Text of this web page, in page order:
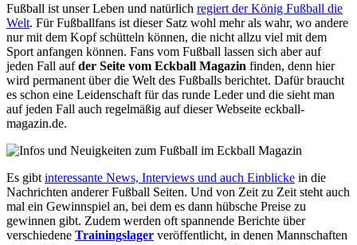
Fußball ist unser Leben und natürlich regiert der König Fußball die
Welt. Für Fußballfans ist dieser Satz wohl mehr als wahr, wo andere
nur mit dem Kopf schütteln können, die nicht allzu viel mit dem
Sport anfangen können. Fans vom Fußball lassen sich aber auf
jeden Fall aufder Seite vom Eckball Magazin finden, denn hier
wird permanent über die Welt des Fußballs berichtet. Dafür braucht
es schon eine Leidenschaft für das runde Leder und die sieht man
auf jeden Fall auch regelmäßig auf dieser Webseite eckball-
magazin.de.
Es gibt interessante News, Interviews und auch Einblicke in die
Nachrichten anderer Fußball Seiten. Und von Zeit zu Zeit steht auch
mal ein Gewinnspiel an, bei dem es dann hübsche Preise zu
gewinnen gibt. Zudem werden oft spannende Berichte über
verschiedene Trainingslager veröffentlicht, in denen Mannschaften